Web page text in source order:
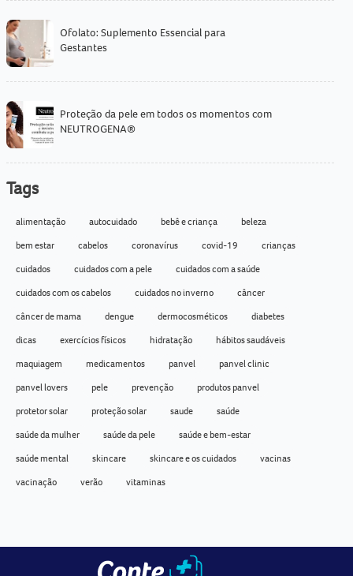
Ofolato: Suplemento Essencial para
Gestantes
Proteção da pele em todos os momentos com
NEUTROGENA®
Tags
alimentação autocuidado bebê e criança
beleza
bem estar
cabelos coronavírus covid-19
crianças
cuidados
cuidados com a pele
cuidados com a saúde
cuidados com os cabelos
cuidados no inverno
câncer
câncer de mama
dengue dermocosméticos
diabetes
dicas
exercícios físicos hidratação
hábitos saudáveis
maquiagem
medicamentos panvel
panvel clinic
panvel lovers
pele prevenção
produtos panvel
protetor solar
proteção solar saude
saúde
saúde da mulher
saúde da pele
saúde e bem-estar
saúde mental
skincare skincare e os cuidados
vacinas
vacinação
verão vitaminas